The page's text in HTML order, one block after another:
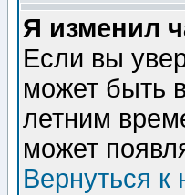
Я изменил
Если вы
может быть
летним
может
Вернуться к